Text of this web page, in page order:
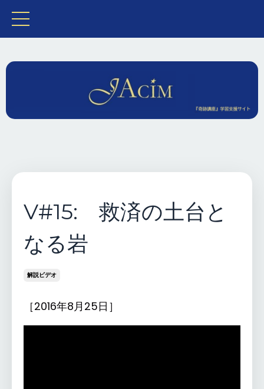
V#15: 救済の土台と
なる岩
解説ビデオ
［2016年8月25日］